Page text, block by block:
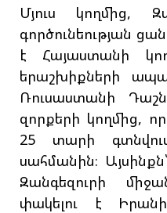
Մյուս կողմից,
գործունեության
է Հայաստանի
երաշխիքների
Ռուսաստանի
զորքերի կողմից,
25 տարի
սահմանին։
Զանգեզուրի
փակելու է